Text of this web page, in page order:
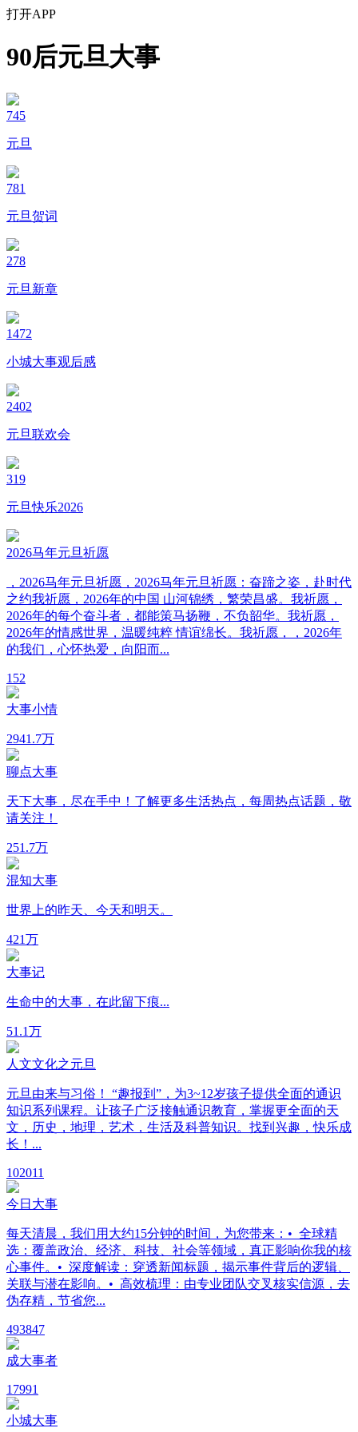
打开APP
90后元旦大事
745
元旦
781
元旦贺词
278
元旦新章
1472
小城大事观后感
2402
元旦联欢会
319
元旦快乐2026
2026马年元旦祈愿
，2026马年元旦祈愿，2026马年元旦祈愿：奋蹄之姿，赴时代
之约我祈愿，2026年的中国 山河锦绣，繁荣昌盛。我祈愿，
2026年的每个奋斗者，都能策马扬鞭，不负韶华。我祈愿，
2026年的情感世界，温暖纯粹 情谊绵长。我祈愿，，2026年
的我们，心怀热爱，向阳而...
1 52
大事小情
2941.7万
聊点大事
天下大事，尽在手中！了解更多生活热点，每周热点话题，敬
请关注！
251.7万
混知大事
世界上的昨天、今天和明天。
421万
大事记
生命中的大事，在此留下痕...
51.1万
人文文化之元旦
元旦由来与习俗！ “趣报到”，为3~12岁孩子提供全面的通识
知识系列课程。让孩子广泛接触通识教育，掌握更全面的天
文，历史，地理，艺术，生活及科普知识。找到兴趣，快乐成
长！...
102011
今日大事
每天清晨，我们用大约15分钟的时间，为您带来：• 全球精
选：覆盖政治、经济、科技、社会等领域，真正影响你我的核
心事件。• 深度解读：穿透新闻标题，揭示事件背后的逻辑、
关联与潜在影响。• 高效梳理：由专业团队交叉核实信源，去
伪存精，节省您...
493847
成大事者
17991
小城大事